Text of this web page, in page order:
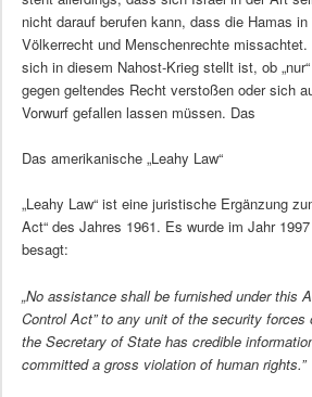
nicht darauf berufen kann, dass die Hamas
Völkerrecht und Menschenrechte
sich in diesem Nahost-Krieg stellt ist, ob
gegen geltendes Recht verstoßen oder sich
Vorwurf gefallen lassen müssen. Das
Das amerikanische „Leahy Law“
„Leahy Law“ ist eine juristische Ergänzung
Act“ des Jahres 1961. Es wurde im Jahr
besagt:
„No assistance shall be furnished under this
Control Act” to any unit of the security
the Secretary of State has credible
committed a gross violation of human rights.”